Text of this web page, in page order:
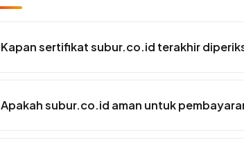
Kapan sertifikat subur.co.id terakhir
Apakah subur.co.id aman untuk